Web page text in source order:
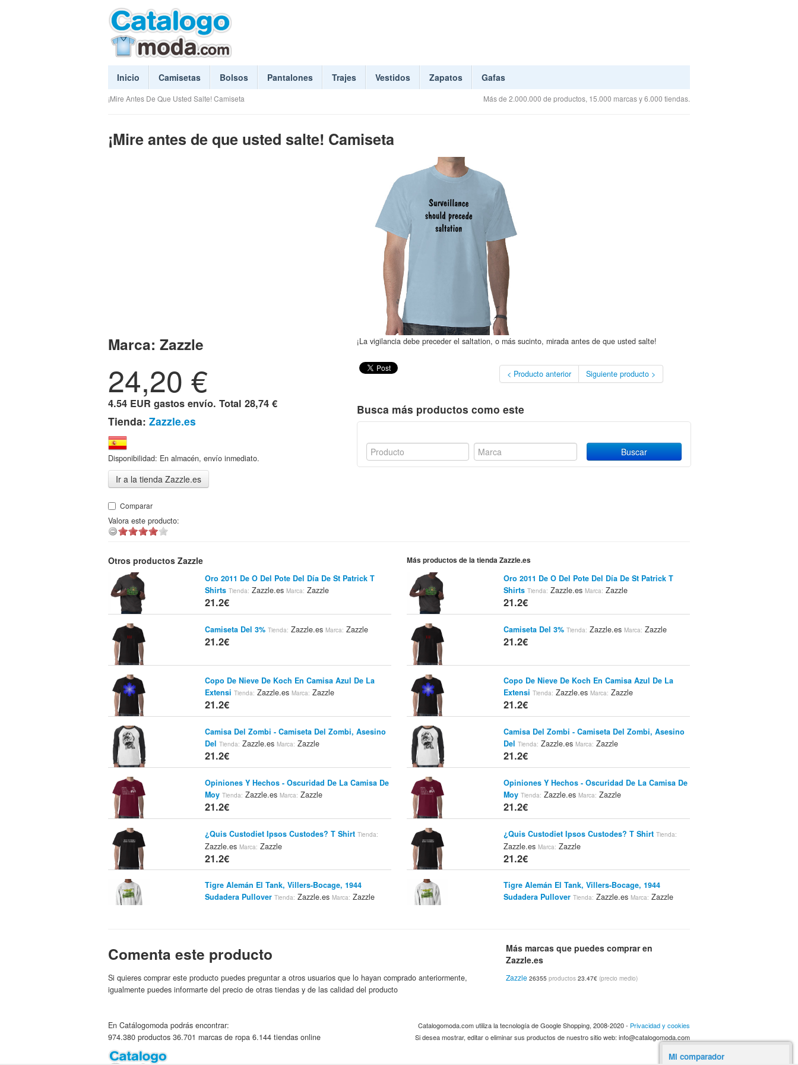
Inicio Camisetas Bolsos Pantalones Trajes Vestidos Zapatos Gafas
¡Mire Antes De Que Usted Salte! Camiseta Más de 2.000.000 de productos, 15.000 marcas y 6.000 tiendas.
¡Mire antes de que usted salte! Camiseta
Marca: Zazzle
24,20 €
4.54 EUR gastos envío. Total 28,74 €
Tienda: Zazzle.es
Disponibilidad: En almacén, envío inmediato.
Ir a la tienda Zazzle.es
Comparar
Valora este producto:
¡La vigilancia debe preceder el saltation, o más sucinto, mirada antes de que usted salte!
< Producto anterior Siguiente producto >
Busca más productos como este
Otros productos Zazzle
Oro 2011 De O Del Pote Del Día De St Patrick T
Shirts Tienda: Zazzle.esMarca: Zazzle
21.2€
Camiseta Del 3% Tienda: Zazzle.esMarca: Zazzle
21.2€
Copo De Nieve De Koch En Camisa Azul De La
Extensi Tienda: Zazzle.esMarca: Zazzle
21.2€
Camisa Del Zombi - Camiseta Del Zombi, Asesino
Del Tienda: Zazzle.esMarca: Zazzle
21.2€
Opiniones Y Hechos - Oscuridad De La Camisa De
Moy Tienda: Zazzle.esMarca: Zazzle
21.2€
¿Quis Custodiet Ipsos Custodes? T Shirt Tienda:
Zazzle.esMarca: Zazzle
21.2€
Tigre Alemán El Tank, Villers-Bocage, 1944
Sudadera Pullover Tienda: Zazzle.esMarca: Zazzle
Escocesa
Tienda:
21.2€
¡es Una Falda Escocesa! Tee Shirts Tienda: Zazzle.es
¡Falda Escocesa Real! T Shirts Tienda:
Más productos de la tienda Zazzle.es
Oro 2011 De O Del Pote Del Día De St Patrick T
Shirts Tienda: Zazzle.es Marca: Zazzle
21.2€
Camiseta Del 3% Tienda: Zazzle.es Marca: Zazzle
21.2€
Copo De Nieve De Koch En Camisa Azul De La
Extensi Tienda: Zazzle.es Marca: Zazzle
21.2€
Camisa Del Zombi - Camiseta Del Zombi, Asesino
Del Tienda: Zazzle.es Marca: Zazzle
21.2€
Opiniones Y Hechos - Oscuridad De La Camisa De
Moy Tienda: Zazzle.es Marca: Zazzle
21.2€
¿Quis Custodiet Ipsos Custodes? T Shirt Tienda:
Zazzle.es Marca: Zazzle
21.2€
Tigre Alemán El Tank, Villers-Bocage, 1944
Sudadera Pullover Tienda: Zazzle.es Marca: Zazzle
Escocesa Tienda:Zazzle.esMarca:Zazzle
21.2€
¡Falda Escocesa Real! T Shirts Tienda:Zazzle.es
Comenta este producto
Si quieres comprar este producto puedes preguntar a otros usuarios que lo hayan comprado anteriormente,
igualmente puedes informarte del precio de otras tiendas y de las calidad del producto
Más marcas que puedes comprar en
Zazzle.es
Zazzle 26355productos 23.47€ (precio medio)
En Catálogomoda podrás encontrar:
974.380 productos 36.701 marcas de ropa 6.144 tiendas online
Catalogomoda.com utiliza la tecnología de Google Shopping, 2008-2020 - Privacidad y cookies
Si desea mostrar, editar o eliminar sus productos de nuestro sitio web: info@catalogomoda.com
Mi comparador